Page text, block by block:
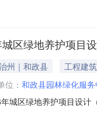
区绿地养护项目
州｜和政县
工程建筑
位： 和政县园林绿化服
城区绿地养护项目设
县园林绿化服务中心